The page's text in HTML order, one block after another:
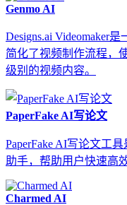
Genmo AI
Designs.ai Videomaker
简化了视频制作流程，
级别的视频内容。
PaperFake AI写论文
PaperFake AI写论文工
助手，帮助用户快速高
Charmed AI